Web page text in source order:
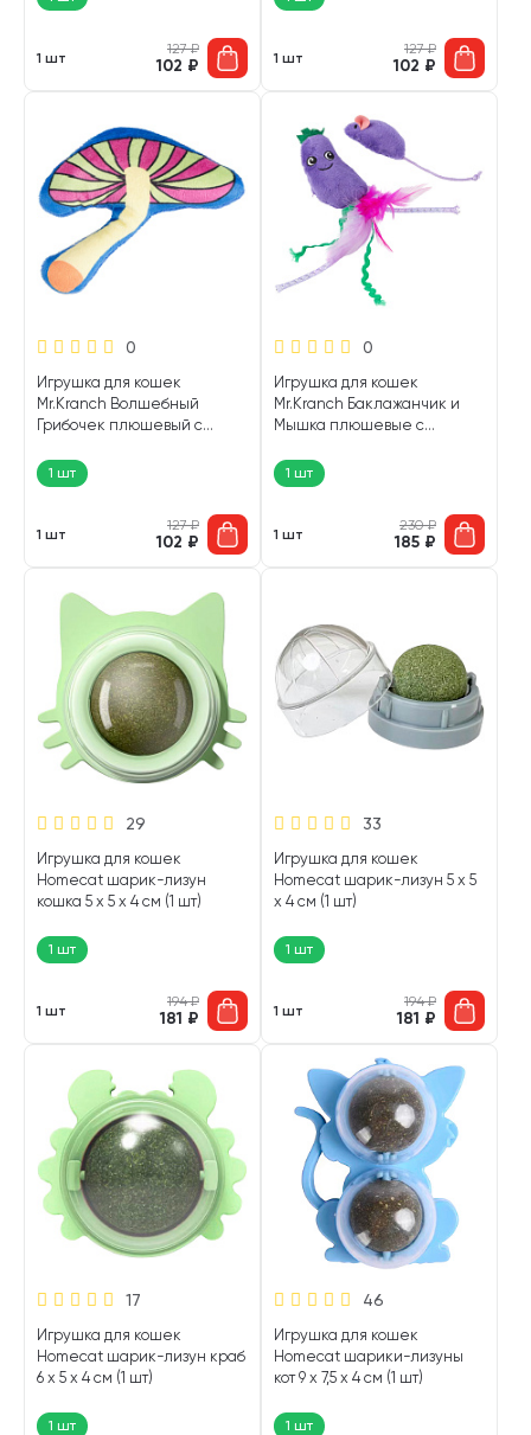
1 шт
127₽
102 ₽ 1 шт
127₽
102 ₽
0
Игрушка для кошек
Mr.Kranch Волшебный
Грибочек плюшевый с
(1 шт)
1 шт
1 шт
127₽
102 ₽
0
Игрушка для кошек
Mr.Kranch Баклажанчик и
Мышка плюшевые с
перышками фиолетовые 19
см (1 шт)
1 шт
1 шт
230₽
185 ₽
29
Игрушка для кошек
Homecat шарик-лизун
кошка 5 х 5 х 4 см (1 шт)
1 шт
1 шт
194₽
181 ₽
33
Игрушка для кошек
Homecat шарик-лизун 5 х 5
х 4 см (1 шт)
1 шт
1 шт
194₽
181 ₽
17
Игрушка для кошек
Homecat шарик-лизун краб
6 х 5 х 4 см (1 шт)
1 шт
46
Игрушка для кошек
Homecat шарики-лизуны
кот 9 х 7,5 х 4 см (1 шт)
1 шт